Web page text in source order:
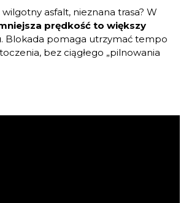
wilgotny asfalt, nieznana trasa? W
prędkość to większy
. Blokada pomaga utrzymać tempo
bez ciągłego „pilnowania